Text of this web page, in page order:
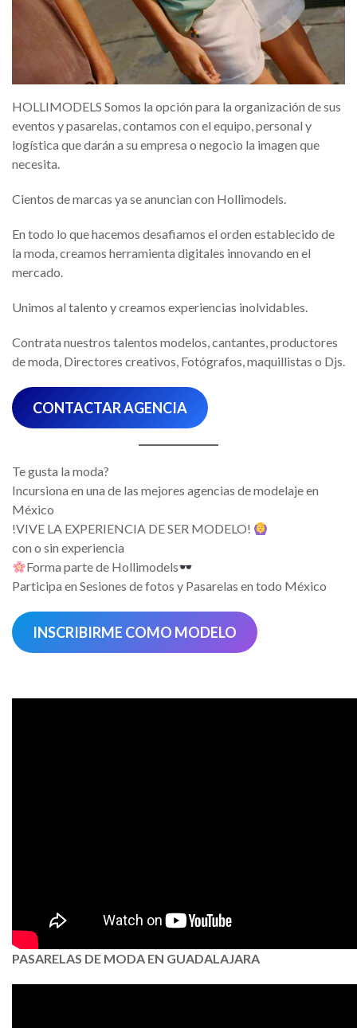
HOLLIMODELS Somos la opción para la organización de sus
eventos y pasarelas, contamos con el equipo, personal y
logística que darán a su empresa o negocio la imagen que
necesita.
Cientos de marcas ya se anuncian con Hollimodels.
En todo lo que hacemos desafiamos el orden establecido de
la moda, creamos herramienta digitales innovando en el
mercado.
Unimos al talento y creamos experiencias inolvidables.
Contrata nuestros talentos modelos, cantantes, productores
de moda, Directores creativos, Fotógrafos, maquillistas o Djs.
CONTACTAR AGENCIA
Te gusta la moda?
Incursiona en una de las mejores agencias de modelaje en
México
!VIVE LA EXPERIENCIA DE SER MODELO!
con o sin experiencia
Forma parte de Hollimodels
Participa en Sesiones de fotos y Pasarelas en todo México
INSCRIBIRME COMO MODELO
PASARELAS DE MODA EN GUADALAJARA